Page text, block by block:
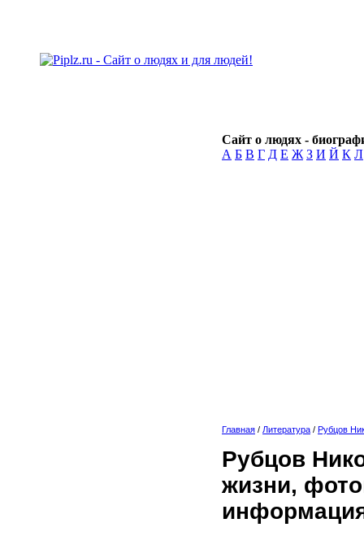
Сайт о людях -
А Б В Г Д Е Ж З И Й К Л
Главная / Литература / Рубцов
Рубцов
жизни,